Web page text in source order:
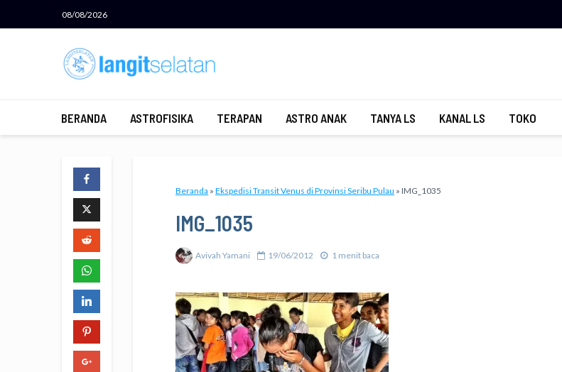
08/08/2026
BERANDA ASTROFISIKA TERAPAN ASTRO ANAK TANYA LS KANAL LS TOKO
Beranda » Ekspedisi Transit Venus di Provinsi Seribu Pulau » IMG_1035
IMG_1035
Avivah Yamani 19/06/2012 1 menit baca